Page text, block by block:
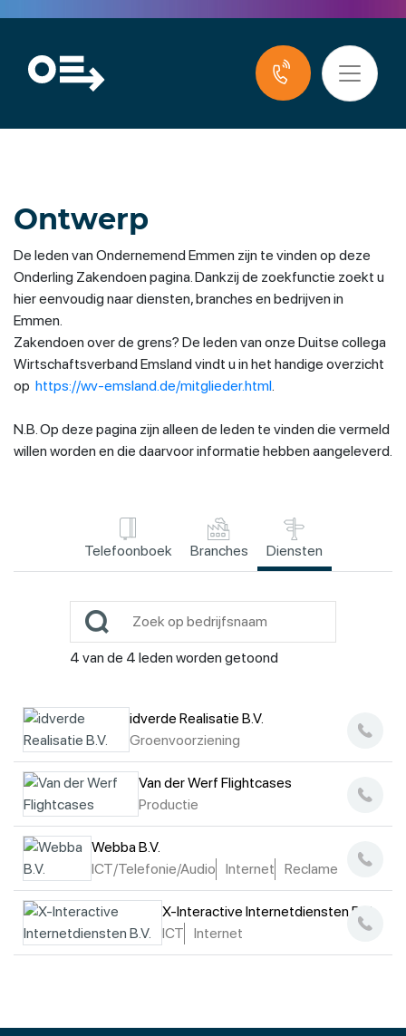
Ontwerp
De leden van Ondernemend Emmen zijn te vinden op deze
Onderling Zakendoen pagina. Dankzij de zoekfunctie zoekt u
hier eenvoudig naar diensten, branches en bedrijven in
Emmen.
Zakendoen over de grens? De leden van onze Duitse collega
Wirtschaftsverband Emsland vindt u in het handige overzicht
op https://wv-emsland.de/mitglieder.html.
N.B. Op deze pagina zijn alleen de leden te vinden die vermeld
willen worden en die daarvoor informatie hebben aangeleverd.
Telefoonboek Branches Diensten
4 van de 4 leden worden getoond
idverde Realisatie B.V.
Groenvoorziening
Van der Werf Flightcases
Productie
Webba B.V.
ICT/Telefonie/Audio
Internet Reclame
X-Interactive Internetdiensten B.V.
ICT
Internet